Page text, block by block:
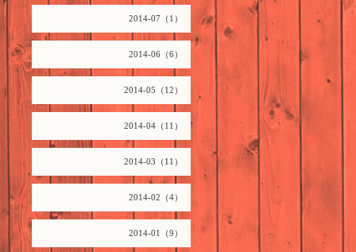
2014-07（1）
2014-06（6）
2014-05（12）
2014-04（11）
2014-03（11）
2014-02（4）
2014-01（9）